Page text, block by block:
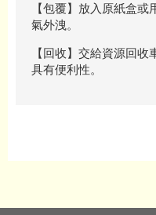
【包覆】放入原紙盒
氣外洩。
【回收】交給資源回
具有便利性。